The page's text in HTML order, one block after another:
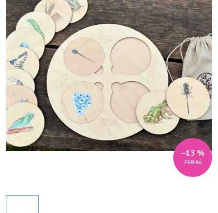
768 Kč
–13 %